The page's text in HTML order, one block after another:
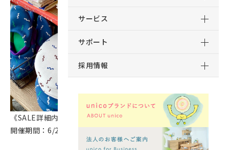
サービス
サポート
採用情報
《SALE詳細内容》
開催期間：6/20（金）～7/9（水）